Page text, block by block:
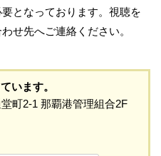
となっております。視聴を
せ先へご連絡ください。
います。
町2-1 那覇港管理組合2F